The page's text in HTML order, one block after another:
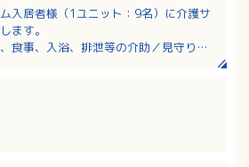
入居者様（1ユニット：9名）に介護サ
ます。
食事、入浴、排泄等の介助／見守り